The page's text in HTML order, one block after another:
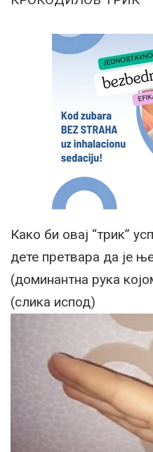
Како би овај “трик”
дете претвара да је
(доминантна рука
(слика испод)